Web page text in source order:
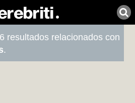
resultados relacionados con
.